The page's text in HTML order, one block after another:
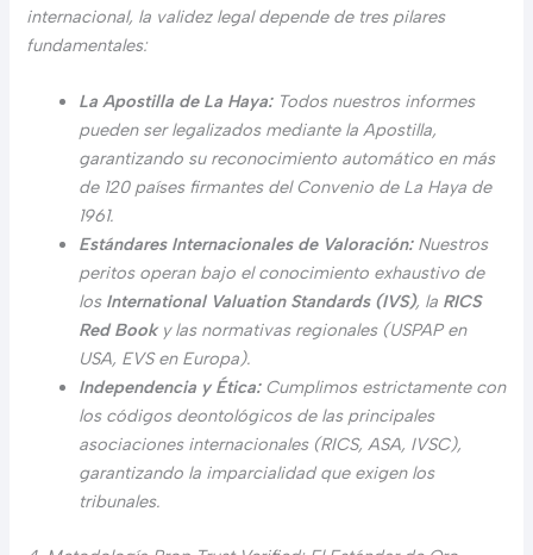
internacional, la validez legal depende de tres pilares
fundamentales:
La Apostilla de La Haya:Todos nuestros informes
pueden ser legalizados mediante la Apostilla,
garantizando su reconocimiento automático en más
de 120 países firmantes del Convenio de La Haya de
1961.
Estándares Internacionales de Valoración:Nuestros
peritos operan bajo el conocimiento exhaustivo de
los International Valuation Standards (IVS), la RICS
Red Booky las normativas regionales (USPAP en
USA, EVS en Europa).
Independencia y Ética:Cumplimos estrictamente con
los códigos deontológicos de las principales
asociaciones internacionales (RICS, ASA, IVSC),
garantizando la imparcialidad que exigen los
tribunales.